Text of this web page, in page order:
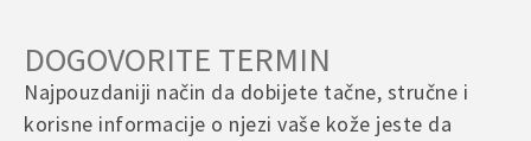
DOGOVORITE TERMIN
Najpouzdaniji način da dobijete tačne, stručne i
korisne informacije o njezi vaše kože jeste da